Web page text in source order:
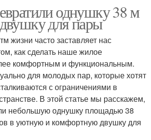
однушку 38 м
для пары
жизни часто заставляет нас
как сделать наше жилое
комфортным и функциональным.
для молодых пар, которые хотят
с ограничениями в
В этой статье мы расскажем,
небольшую однушку площадью 38
в уютную и комфортную двушку для